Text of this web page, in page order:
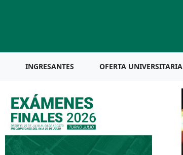
INGRESANTES OFERTA UNIVERSITARIA